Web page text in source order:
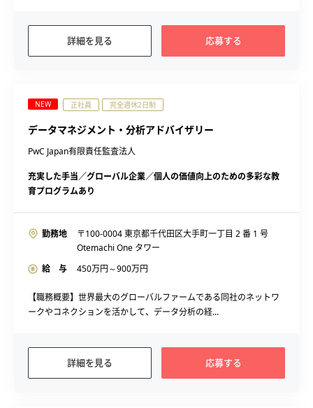
詳細を見る 応募する
NEW 正社員 完全週休2日制
データマネジメント・分析アドバイザリー
PwC Japan有限責任監査法人
充実した手当／グローバル企業／個人の価値向上のための多彩な教
育プログラムあり
勤務地
〒100-0004 東京都千代田区大手町一丁目 2 番 1 号
Otemachi One タワー
給 与
450万円～900万円
【職務概要】世界最大のグローバルファームである同社のネットワ
ークやコネクションを活かして、データ分析の経...
詳細を見る 応募する